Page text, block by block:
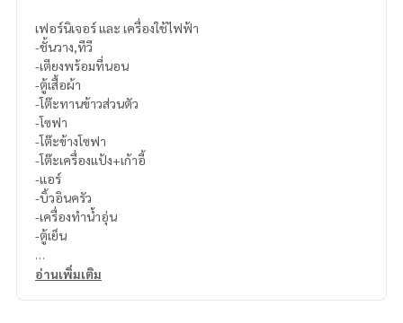
เฟอร์นิเจอร์ และ เครื่องใช้ไฟฟ้า
-ชั้นวาง,ทีวี
-เตียงพร้อมที่นอน
-ตู้เสื้อผ้า
-โต๊ะทานข้าวส่วนตัว
-โซฟา
-โต๊ะข้างโซฟา
-โต๊ะเครื่องแป้ง+เก้าอี้
-แอร์
-บิ้วอินครัว
-เครื่องทำน้ำอุ่น
-ตู้เย็น
สนใจติดต่อ Line ID : @p2nproperty (มี @ ด้วยค่ะ)
อ่านเพิ่มเติม